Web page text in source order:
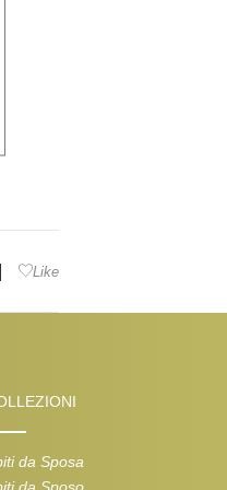
Like
da Sposa